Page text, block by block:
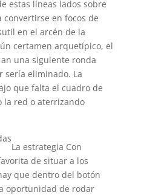
estas líneas lados sobre
en focos de
en el arcén de la
certamen arquetípico, el
una siguiente ronda
serí­a eliminado. La
que falta el cuadro de
la red o aterrizando
La estrategia Con
de situar a los
que dentro del botón
oportunidad de rodar